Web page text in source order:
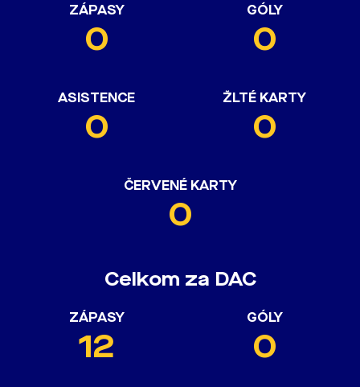
ZÁPASY
0
GÓLY
0
ASISTENCE
0
ŽLTÉ KARTY
0
ČERVENÉ KARTY
0
Celkom za DAC
ZÁPASY
12
GÓLY
0